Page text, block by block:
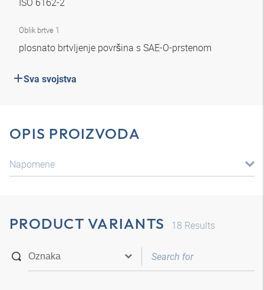
Oblik brtve 1
plosnato brtvljenje površina s SAE-O-prstenom
Sva svojstva
OPIS PROIZVODA
Napomene
PRODUCT VARIANTS 18 Results